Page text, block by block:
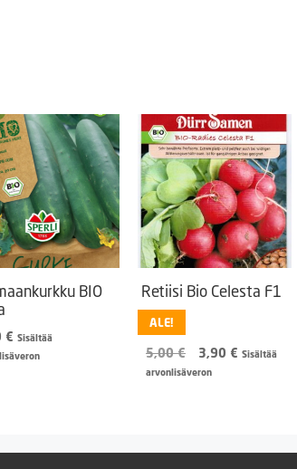
BIO
€ Sisältää
Retiisi Bio Celesta F1
ALE!
5,00€
Alkuperäinen
hinta
3,90 € Nykyinen
Sisältää
arvonlisäveron